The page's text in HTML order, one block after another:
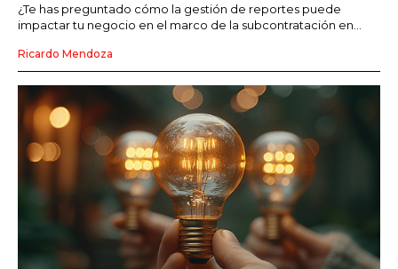
¿Te has preguntado cómo la gestión de reportes puede
impactar tu negocio en el marco de la subcontratación en...
Ricardo Mendoza